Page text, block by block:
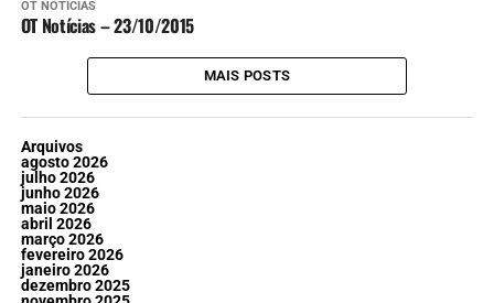
OT NOTÍCIAS
OT Notícias – 23/10/2015
MAIS POSTS
Arquivos
agosto 2026
julho 2026
junho 2026
maio 2026
abril 2026
março 2026
fevereiro 2026
janeiro 2026
dezembro 2025